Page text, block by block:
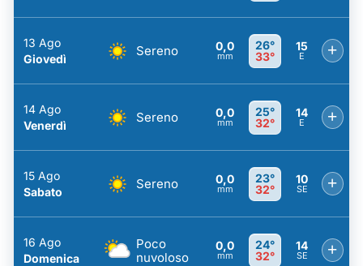
13 Ago
Giovedì
Sereno 0,0
mm
26°
33°
15
E +
14 Ago
Venerdì
Sereno 0,0
mm
25°
32°
14
E +
15 Ago
Sabato
Sereno 0,0
mm
23°
32°
10
SE +
16 Ago
Domenica
Poco
nuvoloso
0,0
mm
24°
32°
14
SE +